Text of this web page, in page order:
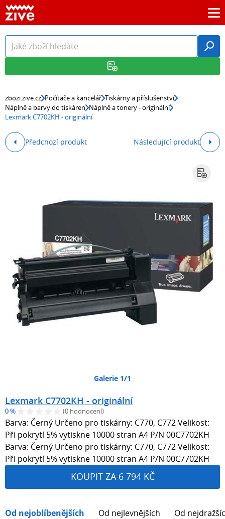
zbozi.zive.cz Počítače a kancelář Tiskárny a příslušenství
Náplně a barvy do tiskáren Náplně a tonery - originální
Lexmark C7702KH - originální
Předchozí produkt Následující produkt
Galerie 1/1
Lexmark C7702KH - originální
0 % (0 hodnocení)
Barva: Černý Určeno pro tiskárny: C770, C772 Velikost:
Při pokrytí 5% vytiskne 10000 stran A4 P/N 00C7702KH
Barva: Černý Určeno pro tiskárny: C770, C772 Velikost:
Při pokrytí 5% vytiskne 10000 stran A4 P/N 00C7702KH
KOUPIT ZA 6 794 KČ
Od nejoblíbenějších Od nejlevnějších Od